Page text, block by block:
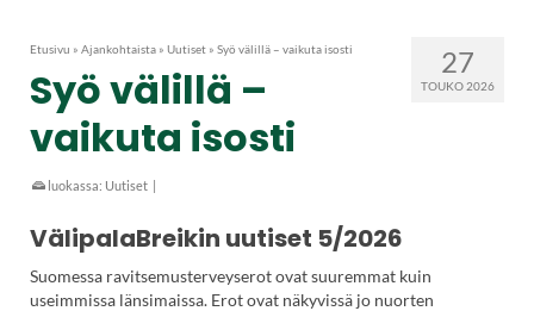
27
TOUKO 2026
Etusivu » Ajankohtaista » Uutiset » Syö välillä – vaikuta isosti
Syö välillä –
vaikuta isosti
luokassa: Uutiset |
VälipalaBreikin uutiset 5/2026
Suomessa ravitsemusterveyserot ovat suuremmat kuin
useimmissa länsimaissa. Erot ovat näkyvissä jo nuorten